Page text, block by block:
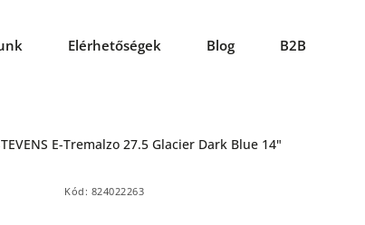
Elérhetőségek Blog B2B
E-Tremalzo 27.5 Glacier Dark Blue 14"
Kód: 824022263